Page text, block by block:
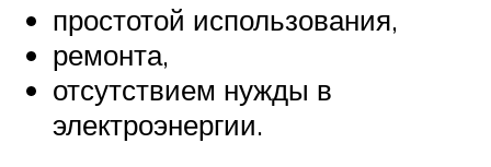
простотой использования,
ремонта,
отсутствием нужды в
электроэнергии.